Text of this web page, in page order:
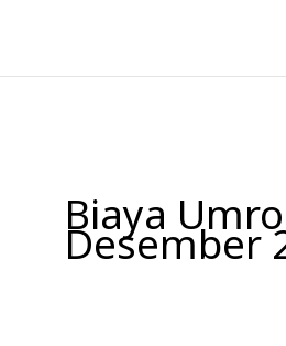
konten
Biaya
Desember